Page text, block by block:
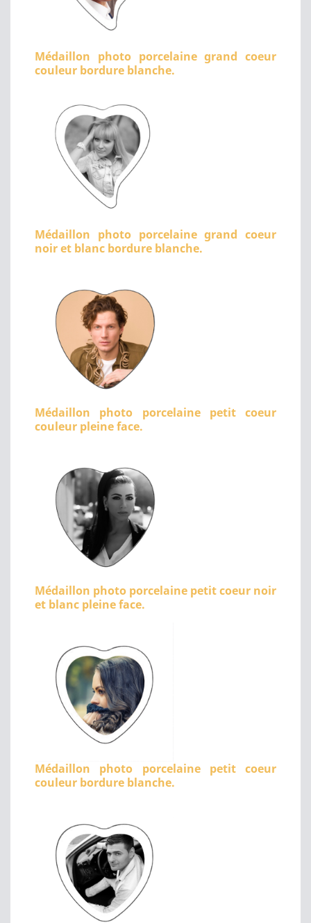
Médaillon photo porcelaine grand coeur
couleur bordure blanche.
Médaillon photo porcelaine grand coeur
noir et blanc bordure blanche.
Médaillon photo porcelaine petit coeur
couleur pleine face.
Médaillon photo porcelaine petit coeur noir
et blanc pleine face.
Médaillon photo porcelaine petit coeur
couleur bordure blanche.